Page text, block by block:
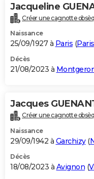
Jacqueline
Créer une cagnotte
Naissance
25/09/1927 à Paris (Paris
Décès
21/08/2023 à
Jacques
Créer une cagnotte
Naissance
29/09/1942 à Garchizy(
Décès
18/08/2023 à Avignon (